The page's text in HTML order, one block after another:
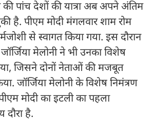
की पांच देशों की यात्रा अब अपने अंतिम
है. पीएम मोदी मंगलवार शाम रोम
से स्वागत किया गया. इस दौरान
जॉर्जिया मेलोनी ने भी उनका विशेष
जिसने दोनों नेताओं की मजबूत
जॉर्जिया मेलोनी के विशेष निमंत्रण
मोदी का इटली का पहला
दौरा है.